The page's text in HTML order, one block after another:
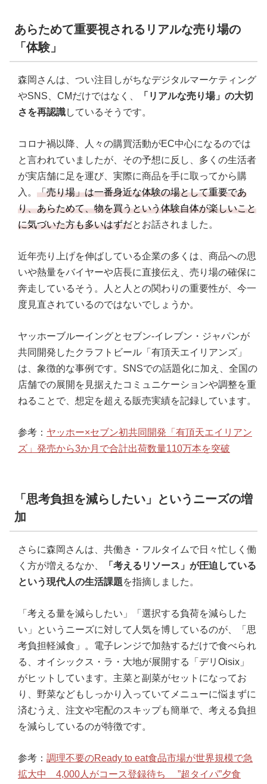
あらためて重要視されるリアルな売り場の
「体験」
森岡さんは、つい注目しがちなデジタルマーケティング
やSNS、CMだけではなく、
「リアルな売り場」の大切
さを再認識しているそうです。
コロナ禍以降、人々の購買活動がEC中心になるのでは
と言われていましたが、その予想に反し、多くの生活者
が実店舗に足を運び、実際に商品を手に取ってから購
入。 「売り場」は一番身近な体験の場として重要であ
り、あらためて、物を買うという体験自体が楽しいこと
に気づいた方も多いはずだとお話されました。
近年売り上げを伸ばしている企業の多くは、商品への思
いや熱量をバイヤーや店長に直接伝え、売り場の確保に
奔走しているそう。人と人との関わりの重要性が、今一
度見直されているのではないでしょうか。
ヤッホーブルーイングとセブン‐イレブン・ジャパンが
共同開発したクラフトビール「有頂天エイリアンズ」
は、象徴的な事例です。SNSでの話題化に加え、全国の
店舗での展開を見据えたコミュニケーションや調整を重
ねることで、想定を超える販売実績を記録しています。
参考： ヤッホー×セブン初共同開発「有頂天エイリアン
ズ」発売から3か月で合計出荷数量110万本を突破
「思考負担を減らしたい」というニーズの増
加
さらに森岡さんは、共働き・フルタイムで日々忙しく働
く方が増えるなか、
「考えるリソース」が圧迫している
という現代人の生活課題を指摘しました。
「考える量を減らしたい」「選択する負荷を減らした
い」というニーズに対して人気を博しているのが、「思
考負担軽減食」。電子レンジで加熱するだけで食べられ
る、オイシックス・ラ・大地が展開する「デリOisix」
がヒットしています。主菜と副菜がセットになってお
り、野菜などもしっかり入っていてメニューに悩まずに
済むうえ、注文や宅配のスキップも簡単で、考える負担
を減らしているのが特徴です。
参考： 調理不要のReady to eat食品市場が世界規模で急
拡大中 4,000人がコース登録待ち ”超タイパ”夕食